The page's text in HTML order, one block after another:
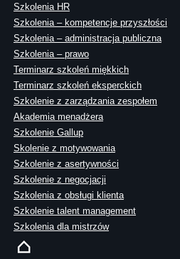
Szkolenia HR
Szkolenia – kompetencje przyszłości
Szkolenia – administracja publiczna
Szkolenia – prawo
Terminarz szkoleń miękkich
Terminarz szkoleń eksperckich
Szkolenie z zarządzania zespołem
Akademia menadżera
Szkolenie Gallup
Skolenie z motywowania
Szkolenie z asertywności
Szkolenie z negocjacji
Szkolenia z obsługi klienta
Szkolenie talent management
Szkolenia dla mistrzów